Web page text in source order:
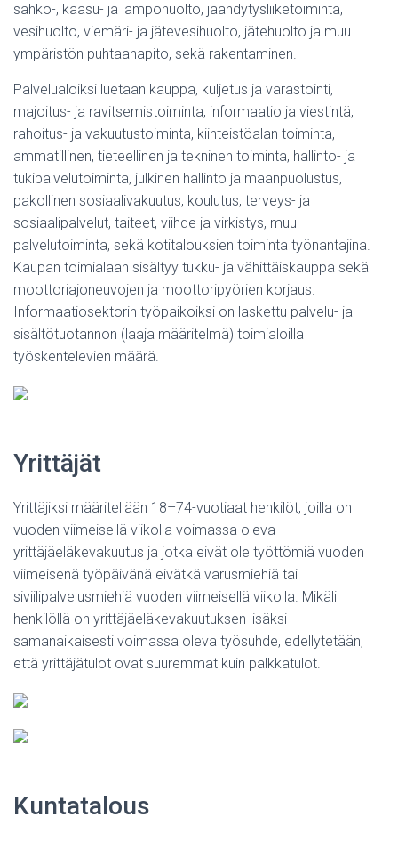
sähkö-, kaasu- ja lämpöhuolto, jäähdytysliiketoiminta,
vesihuolto, viemäri- ja jätevesihuolto, jätehuolto ja muu
ympäristön puhtaanapito, sekä rakentaminen.
Palvelualoiksi luetaan kauppa, kuljetus ja varastointi,
majoitus- ja ravitsemistoiminta, informaatio ja viestintä,
rahoitus- ja vakuutustoiminta, kiinteistöalan toiminta,
ammatillinen, tieteellinen ja tekninen toiminta, hallinto- ja
tukipalvelutoiminta, julkinen hallinto ja maanpuolustus,
pakollinen sosiaalivakuutus, koulutus, terveys- ja
sosiaalipalvelut, taiteet, viihde ja virkistys, muu
palvelutoiminta, sekä kotitalouksien toiminta työnantajina.
Kaupan toimialaan sisältyy tukku- ja vähittäiskauppa sekä
moottoriajoneuvojen ja moottoripyörien korjaus.
Informaatiosektorin työpaikoiksi on laskettu palvelu- ja
sisältötuotannon (laaja määritelmä) toimialoilla
työskentelevien määrä.
Yrittäjät
Yrittäjiksi määritellään 18–74-vuotiaat henkilöt, joilla on
vuoden viimeisellä viikolla voimassa oleva
yrittäjäeläkevakuutus ja jotka eivät ole työttömiä vuoden
viimeisenä työpäivänä eivätkä varusmiehiä tai
siviilipalvelusmiehiä vuoden viimeisellä viikolla. Mikäli
henkilöllä on yrittäjäeläkevakuutuksen lisäksi
samanaikaisesti voimassa oleva työsuhde, edellytetään,
että yrittäjätulot ovat suuremmat kuin palkkatulot.
Kuntatalous